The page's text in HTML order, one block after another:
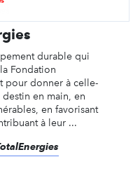
durable qui
Fondation
pour donner à celle-
en main, en
en favorisant
à leur ...